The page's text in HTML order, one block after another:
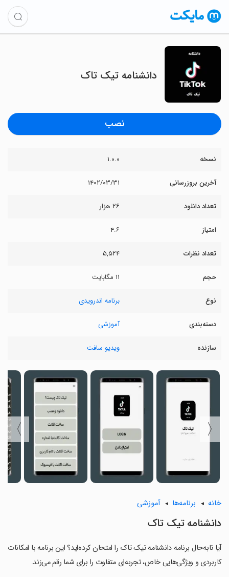
دانشنامه تیک تاک
نصب
نسخه ۱.۰.۰
آخرین بروزرسانی ۱۴۰۲/۰۳/۳۱
تعداد دانلود ۲۶ هزار
امتیاز ۴.۶
تعداد نظرات ۵,۵۲۴
حجم ۱۱ مگابایت
نوع برنامه اندرویدی
دسته‌بندی آموزشی
سازنده ویدیو سافت
〈
〉
خانه برنامه‌ها آموزشی
دانشنامه تیک تاک
آیا تابه‌حال برنامه دانشنامه تیک تاک را امتحان کرده‌اید؟ این برنامه با امکانات
کاربردی و ویژگی‌هایی خاص، تجربه‌ای متفاوت را برای شما رقم می‌زند.